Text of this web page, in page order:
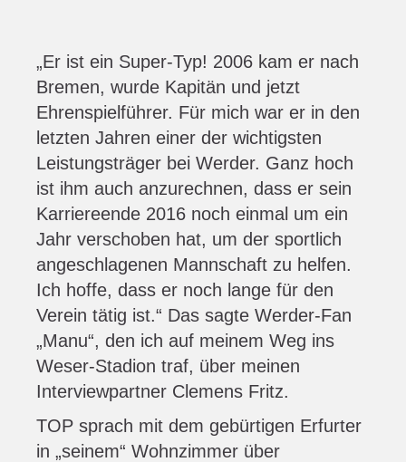
„Er ist ein Super-Typ! 2006 kam er nach
Bremen, wurde Kapitän und jetzt
Ehrenspielführer. Für mich war er in den
letzten Jahren einer der wichtigsten
Leistungsträger bei Werder. Ganz hoch
ist ihm auch anzurechnen, dass er sein
Karriereende 2016 noch einmal um ein
Jahr verschoben hat, um der sportlich
angeschlagenen Mannschaft zu helfen.
Ich hoffe, dass er noch lange für den
Verein tätig ist.“ Das sagte Werder-Fan
„Manu“, den ich auf meinem Weg ins
Weser-Stadion traf, über meinen
Interviewpartner Clemens Fritz.
TOP sprach mit dem gebürtigen Erfurter
in „seinem“ Wohnzimmer über